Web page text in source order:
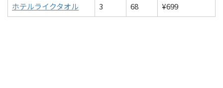
ホテルライクタオル
3 68 ¥699